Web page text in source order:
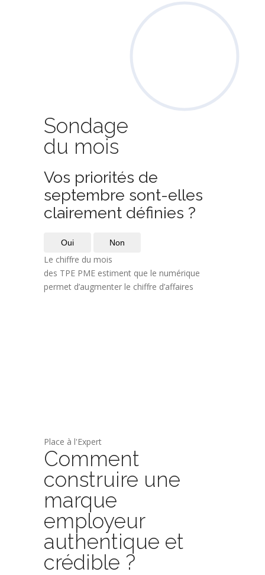
Sondage
du mois
Vos priorités de
septembre sont-elles
clairement définies ?
Oui Non
Le chiffre du mois
des TPE PME estiment que le numérique
permet d’augmenter le chiffre d’affaires
Place à l'Expert
Comment
construire une
marque
employeur
authentique et
crédible ?